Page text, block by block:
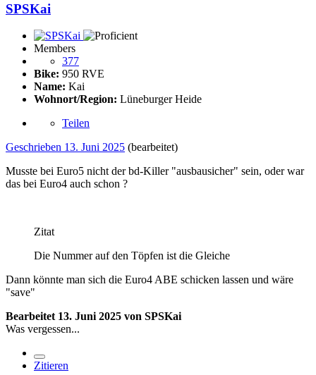
SPSKai
Members
377
Bike: 950 RVE
Name: Kai
Wohnort/Region: Lüneburger Heide
Teilen
Geschrieben 13. Juni 2025 (bearbeitet)
Musste bei Euro5 nicht der bd-Killer "ausbausicher" sein, oder war
das bei Euro4 auch schon ?
Zitat
Die Nummer auf den Töpfen ist die Gleiche
Dann könnte man sich die Euro4 ABE schicken lassen und wäre
"save"
Bearbeitet 13. Juni 2025 von SPSKai
Was vergessen...
Zitieren